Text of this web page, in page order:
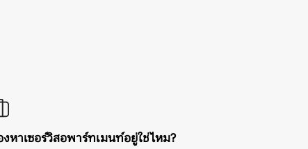
งหาเซอร์วิสอพาร์ทเมนท์อยู่ใช่ไหม?